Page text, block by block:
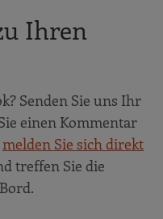
Ihren
Senden Sie uns Ihr
einen Kommentar
melden Sie sich direkt
treffen Sie die